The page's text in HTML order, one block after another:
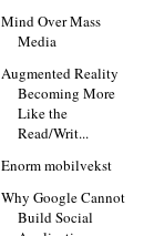
Mind Over Mass
Media
Augmented Reality
Becoming More
Like the
Read/Writ...
Enorm mobilvekst
Why Google Cannot
Build Social